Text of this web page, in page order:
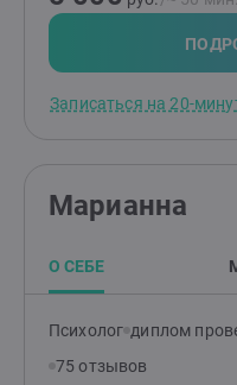
уникальные решения.Я
ответы. Я готова
хотите : 1.
чувства вины, обиды
6. научиться открыто
Специализируюсь на
"вытащить
взаимных претензий,
напряженного
сложности", а научить
Записаться на 20-
Марианна
О СЕБЕ
Психолог диплом
75 отзывов